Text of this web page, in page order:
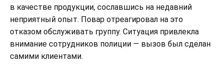
в качестве продукции, сославшись на недавний
неприятный опыт. Повар отреагировал на это
отказом обслуживать группу. Ситуация привлекла
внимание сотрудников полиции — вызов был сделан
самими клиентами.